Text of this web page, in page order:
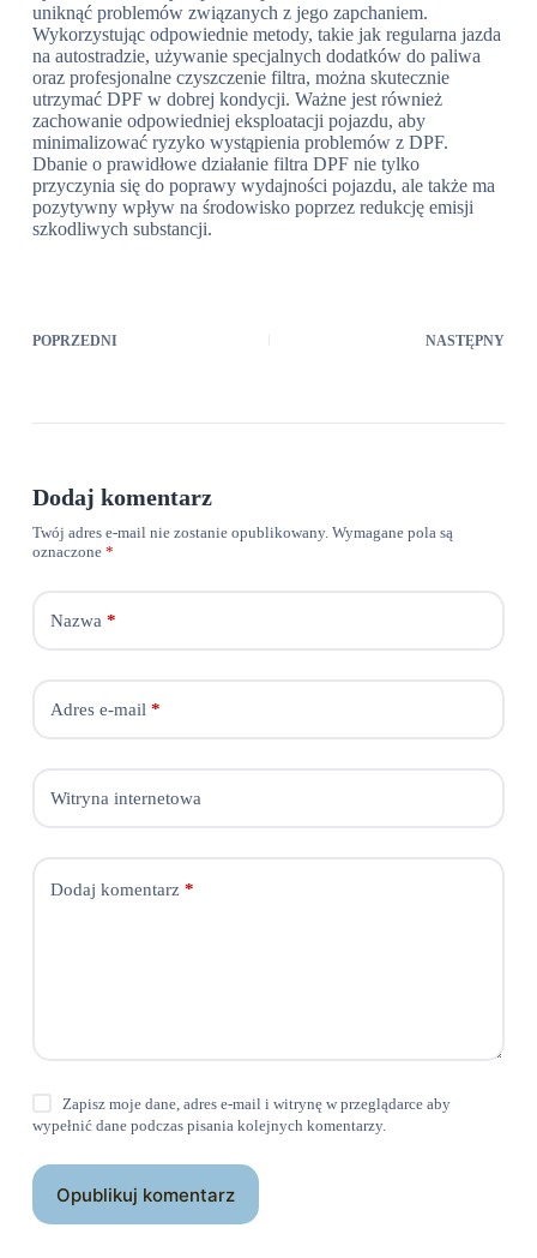
uniknąć problemów związanych z jego zapchaniem.
Wykorzystując odpowiednie metody, takie jak regularna jazda
na autostradzie, używanie specjalnych dodatków do paliwa
oraz profesjonalne czyszczenie filtra, można skutecznie
utrzymać DPF w dobrej kondycji. Ważne jest również
zachowanie odpowiedniej eksploatacji pojazdu, aby
minimalizować ryzyko wystąpienia problemów z DPF.
Dbanie o prawidłowe działanie filtra DPF nie tylko
przyczynia się do poprawy wydajności pojazdu, ale także ma
pozytywny wpływ na środowisko poprzez redukcję emisji
szkodliwych substancji.
POPRZEDNI NASTĘPNY
Dodaj komentarz
Twój adres e-mail nie zostanie opublikowany. Wymagane pola są
oznaczone *
Nazwa *
Adres e-mail *
Witryna internetowa
Dodaj komentarz*
Zapisz moje dane, adres e-mail i witrynę w przeglądarce aby
wypełnić dane podczas pisania kolejnych komentarzy.
Opublikuj komentarz